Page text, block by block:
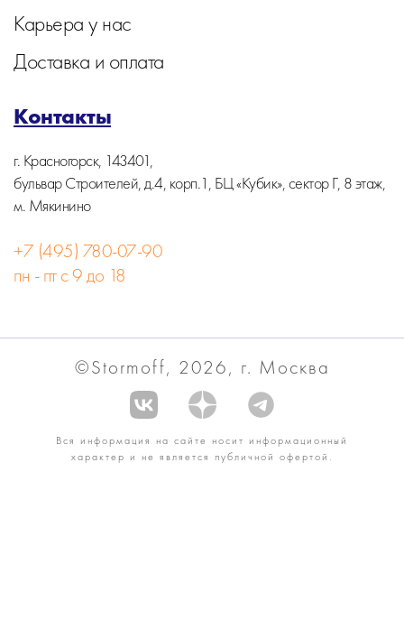
Карьера у нас
Доставка и оплата
Контакты
г. Красногорск, 143401,
бульвар Строителей, д.4, корп.1, БЦ «Кубик», сектор Г, 8 этаж,
м. Мякинино
+7 (495) 780-07-90
пн - пт с 9 до 18
©Stormoff, 2026, г. Москва
Вся информация на сайте носит информационный
характер и не является публичной офертой.